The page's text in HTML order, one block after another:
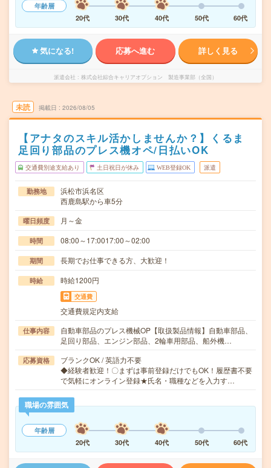
年齢層
20代
30代 40代 50代 60代
気になる! 応募へ進む 詳しく見る
派遣会社 株式会社綜合キャリアオプション 製造事業部（全国）
未読 掲載日 2026/08/05
【アナタのスキル活かしませんか？】くるま
足回り部品のプレス機オペ/日払いOK
交通費別途支給あり 土日祝日が休み WEB登録OK 派遣
勤務地
浜松市浜名区
西鹿島駅から車5分
曜日頻度 月～金
時間 08:00～17:0017:00～02:00
期間 長期でお仕事できる方、大歓迎！
時給 時給1200円
交通費
交通費規定内支給
仕事内容
自動車部品のプレス機械OP【取扱製品情報】自動車部品、
足回り部品、エンジン部品、2輪車用部品、船外機…
応募資格
ブランクOK / 英語力不要
◆経験者歓迎！〇まずは事前登録だけでもOK！履歴書不要
で気軽にオンライン登録★氏名・職種などを入力す…
職場の雰囲気
年齢層
20代
30代 40代 50代 60代